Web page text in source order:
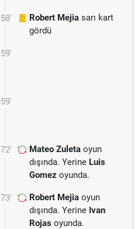
58' Robert Mejia sarı kart
gördü
59'
59'
72' Mateo Zuleta oyun
dışında. Yerine Luis
Gomez oyunda.
73' Robert Mejia oyun
dışında. Yerine Ivan
Rojas oyunda.